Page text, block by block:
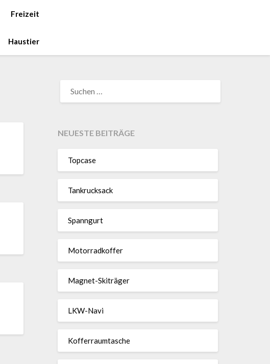
Freizeit
Haustier
NACH:
NEUESTE BEITRÄGE
Topcase
Tan­kruck­sack
Spann­gurt
Motor­rad­koffer
Magnet-Ski­träger
LKW-Navi
Kof­fer­raum­ta­sche